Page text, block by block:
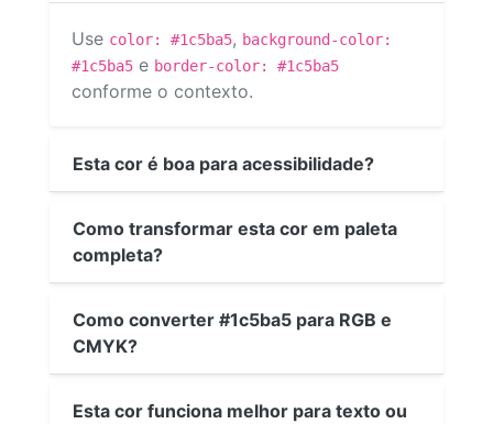
Use color: #1c5ba5, background-color:
#1c5ba5 e border-color: #1c5ba5
conforme o contexto.
Esta cor é boa para acessibilidade?
Como transformar esta cor em paleta
completa?
Como converter #1c5ba5 para RGB e
CMYK?
Esta cor funciona melhor para texto ou